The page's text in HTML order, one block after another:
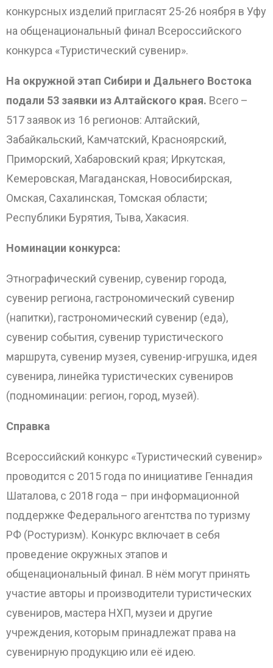
конкурсных изделий пригласят 25-26 ноября в Уфу
на общенациональный финал Всероссийского
конкурса «Туристический сувенир».
На окружной этап Сибири и Дальнего Востока
подали 53 заявки из Алтайского края. Всего –
517 заявок из 16 регионов: Алтайский,
Забайкальский, Камчатский, Красноярский,
Приморский, Хабаровский края; Иркутская,
Кемеровская, Магаданская, Новосибирская,
Омская, Сахалинская, Томская области;
Республики Бурятия, Тыва, Хакасия.
Номинации конкурса:
Этнографический сувенир, сувенир города,
сувенир региона, гастрономический сувенир
(напитки), гастрономический сувенир (еда),
сувенир события, сувенир туристического
маршрута, сувенир музея, сувенир-игрушка, идея
сувенира, линейка туристических сувениров
(подноминации: регион, город, музей).
Справка
Всероссийский конкурс «Туристический сувенир»
проводится с 2015 года по инициативе Геннадия
Шаталова, с 2018 года – при информационной
поддержке Федерального агентства по туризму
РФ (Ростуризм). Конкурс включает в себя
проведение окружных этапов и
общенациональный финал. В нём могут принять
участие авторы и производители туристических
сувениров, мастера НХП, музеи и другие
учреждения, которым принадлежат права на
сувенирную продукцию или её идею.
ОТПРАВИТЬ